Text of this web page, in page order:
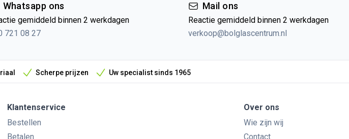
Whatsapp ons
gemiddeld binnen 2 werkdagen
721 08 27
Mail ons
Reactie gemiddeld binnen 2 werkdagen
verkoop@bolglascentrum.nl
Scherpe prijzen Uw specialist sinds 1965
Klantenservice
Bestellen
Betalen
Over ons
Wie zijn wij
Contact